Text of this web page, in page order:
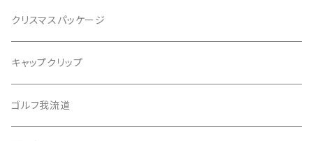
もちけんマーカー
バッファローゴルフ
クリスマスパッケージ
キャップクリップ
ゴルフ我流道